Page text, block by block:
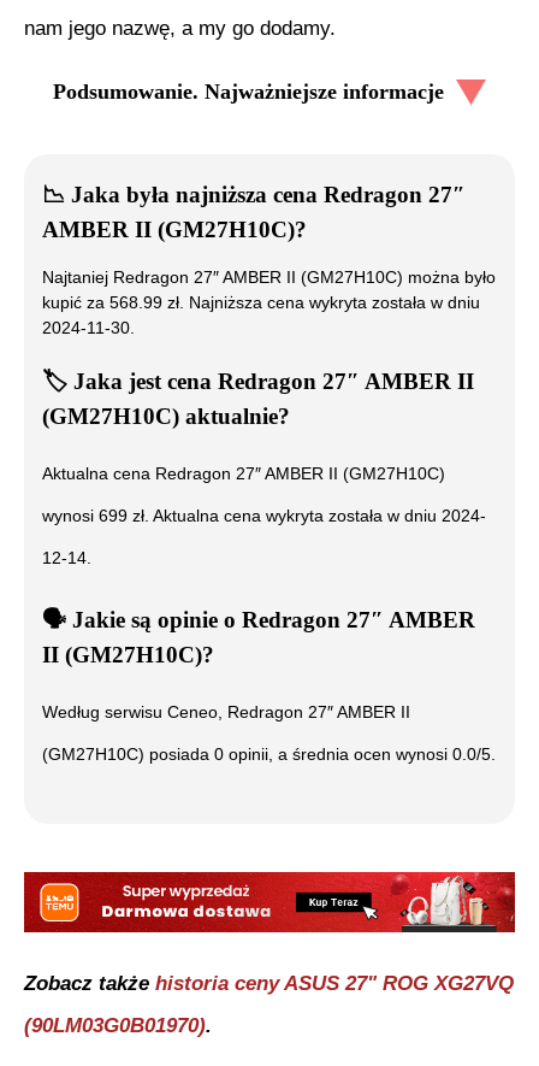
nam jego nazwę, a my go dodamy.
Podsumowanie. Najważniejsze informacje
📉 Jaka była najniższa cena Redragon 27″
AMBER II (GM27H10C)?
Najtaniej Redragon 27″ AMBER II (GM27H10C) można było
kupić za 568.99 zł. Najniższa cena wykryta została w dniu
2024-11-30.
🏷️ Jaka jest cena Redragon 27″ AMBER II
(GM27H10C) aktualnie?
Aktualna cena Redragon 27″ AMBER II (GM27H10C)
wynosi 699 zł. Aktualna cena wykryta została w dniu 2024-
12-14.
🗣️ ️ Jakie są opinie o Redragon 27″ AMBER
II (GM27H10C)?
Według serwisu Ceneo, Redragon 27″ AMBER II
(GM27H10C) posiada 0 opinii, a średnia ocen wynosi 0.0/5.
Zobacz także historia cenyASUS 27" ROG XG27VQ
(90LM03G0B01970).